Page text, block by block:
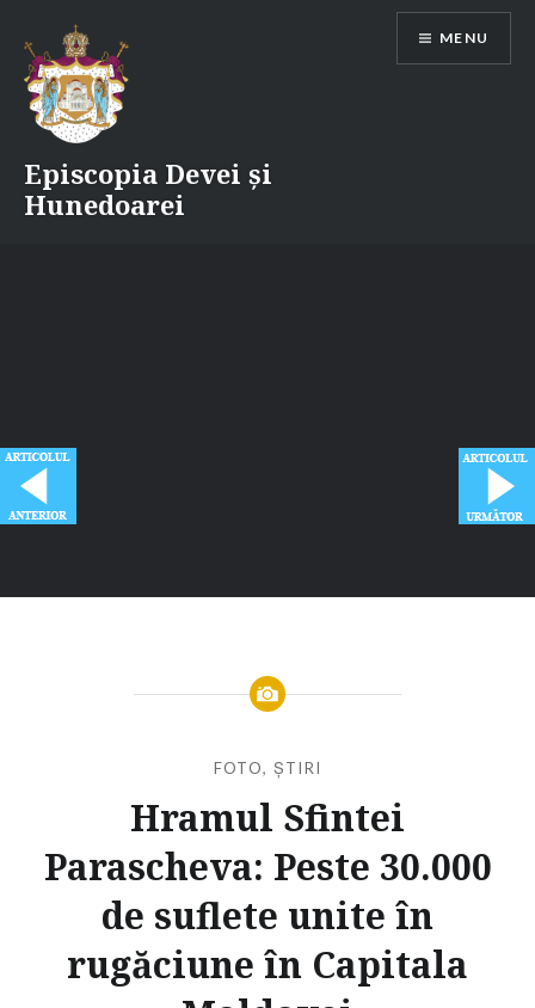
content
Episcopia Devei și
Hunedoarei
MENU
FOTO, ȘTIRI
Hramul Sfintei
Parascheva: Peste 30.000
de suflete unite în
rugăciune în Capitala